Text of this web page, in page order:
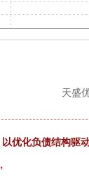
天盛
优化负债结构驱